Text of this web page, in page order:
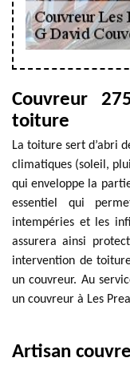
Couvreur
toiture
La toiture sert d’abri
climatiques (soleil,
qui enveloppe la
essentiel qui
intempéries et les
assurera ainsi
intervention de
un couvreur. Au
un couvreur à Les
Artisan